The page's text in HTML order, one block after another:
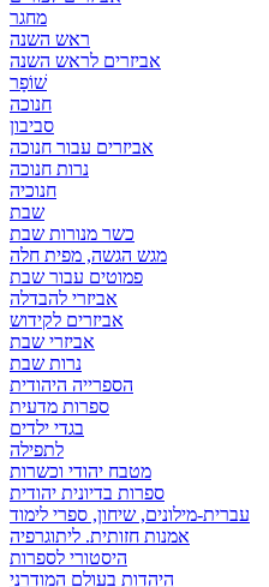
מחגר
ראש השנה
אביזרים לראש השנה
שׁוֹפָר
חנוכה
סביבון
אביזרים עבור חנוכה
נרות חנוכה
חנוכיה
שבת
כשר מנורות שבת
מגש הגשה, מפית חלה
פמוטים עבור שבת
אביזרי להבדלה
אביזרים לקידוש
אביזרי שבת
נרות שבת
הספרייה היהודית
ספרות מדעית
בגדי ילדים
לתפילה
מטבח יהודי וכשרות
ספרות בדיונית יהודית
עברית-מילונים, שיחון, ספרי לימוד
אמנות חזותית. ליתוגרפיה
היסטורי לספרות
היהדות בעולם המודרני